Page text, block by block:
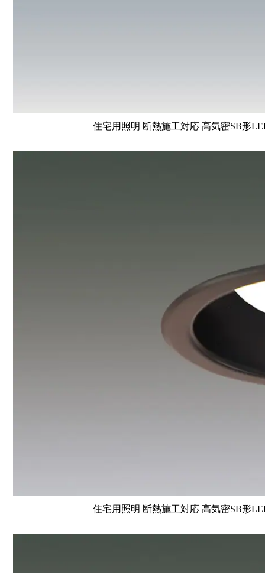
住宅用照明 断熱施工対応 高気密SB形
住宅用照明 断熱施工対応 高気密SB形